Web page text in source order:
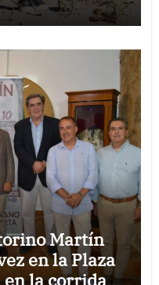
Martín
en la Plaza
en la corrida